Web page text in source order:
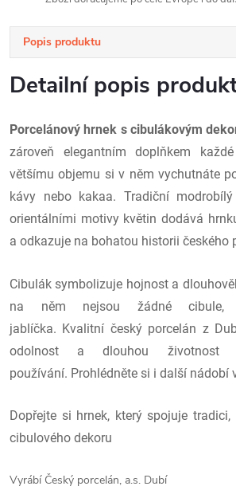
Popis produktu
Detailní popis
Porcelánový hrnek s cibulákovým
zároveň elegantním doplňkem
většímu objemu si v něm vychutnáte
kávy nebo kakaa. Tradiční
orientálními motivy květin dodává
a odkazuje na bohatou historii českého
Cibulák symbolizuje hojnost a
na něm nejsou žádné cibule,
jablíčka. Kvalitní český porcelán z
odolnost a dlouhou životnost
používání. Prohlédněte si i další nádobí
Dopřejte si hrnek, který spojuje
cibulového dekoru
Vyrábí Český porcelán, a.s. Dubí